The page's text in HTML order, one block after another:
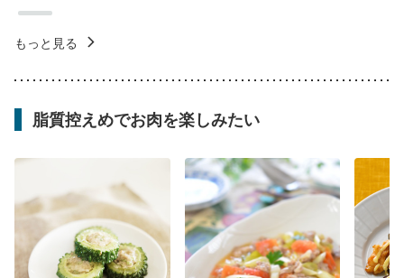
もっと見る
脂質控えめでお肉を楽しみたい